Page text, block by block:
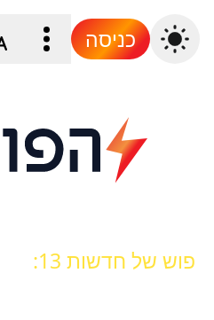
כניסה
פוש של חדשות 13: